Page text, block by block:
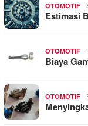
OTOMOTIF
Estimasi
OTOMOTIF
Biaya
OTOMOTIF